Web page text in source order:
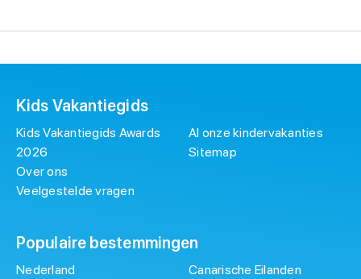
Kids Vakantiegids
Kids Vakantiegids Awards
2026
Over ons
Veelgestelde vragen
Al onze kindervakanties
Sitemap
Populaire bestemmingen
Nederland
Canarische Eilanden